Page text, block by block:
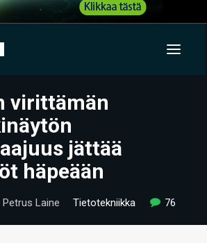
virittämän
jättää
häpeään
Petrus Laine Tietotekniikka 76